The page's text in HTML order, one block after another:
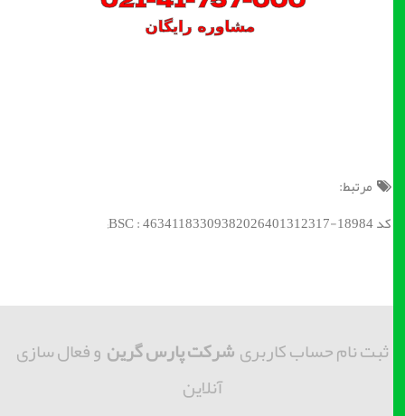
مرتبط:
کد BSC : 46341183309382026401312317-18984;
ثبت نام حساب کاربریشرکت پارس گرینو فعال سازی
آنلاین